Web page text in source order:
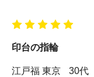
印台の指輪
江戸福 東京 30代